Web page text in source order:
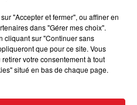
"Accepter et fermer", ou affiner en
dans "Gérer mes choix".
cliquant sur "Continuer sans
que pour ce site. Vous
votre consentement à tout
situé en bas de chaque page.